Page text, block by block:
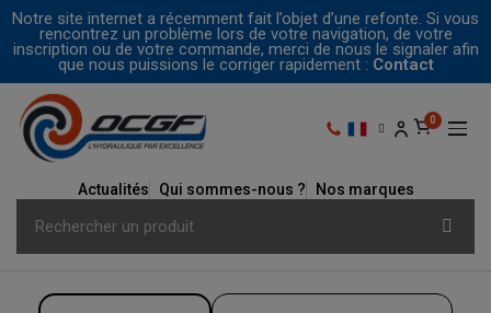
Notre site internet a récemment fait l’objet d’une refonte. Si vous
rencontrez un problème lors de votre navigation, de votre
inscription ou de votre commande, merci de nous le signaler afin
que nous puissions le corriger rapidement : Contact
Actualités Qui sommes-nous ? Nos marques